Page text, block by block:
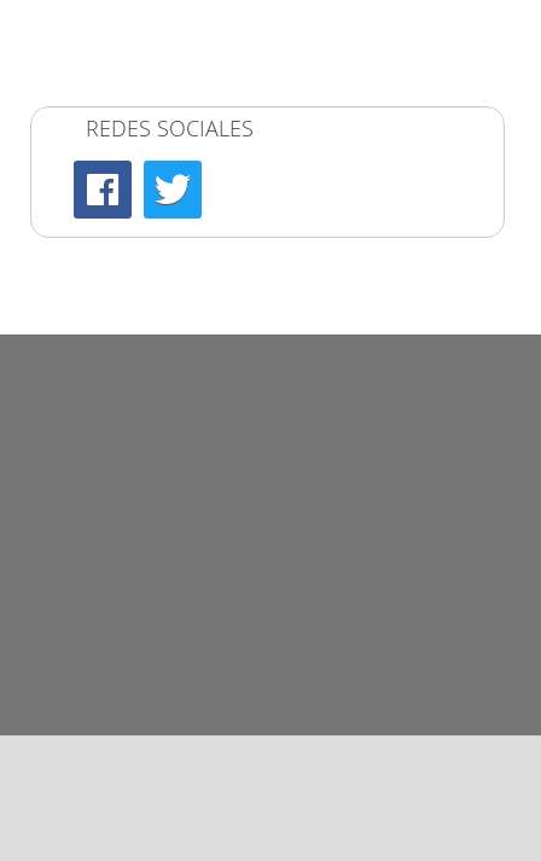
REDES SOCIALES